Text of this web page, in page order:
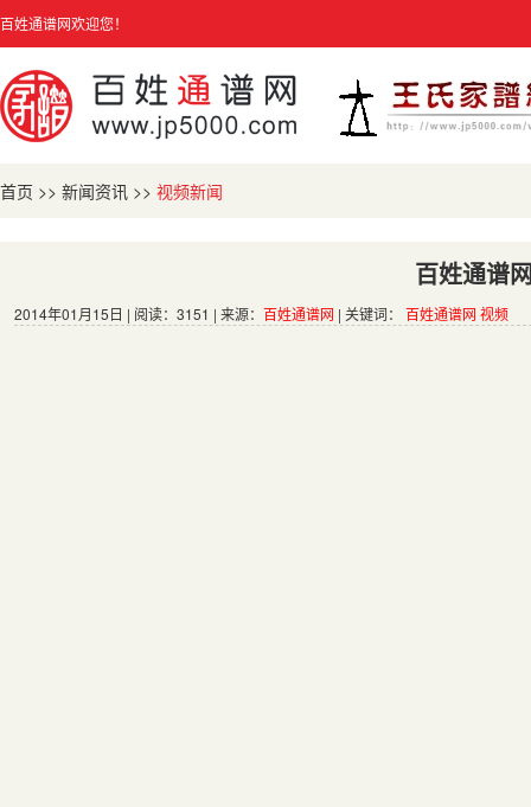
百姓通谱网欢迎您！
首页 >> 新闻资讯 >> 视频新闻
百姓通谱
2014年01月15日 | 阅读：3151 | 来源： 百姓通谱网 | 关键词： 百姓通谱网 视频